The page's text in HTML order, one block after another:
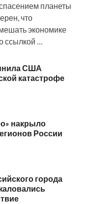
планеты
что
экономике
ссылкой …
США
катастрофе
накрыло
России
города